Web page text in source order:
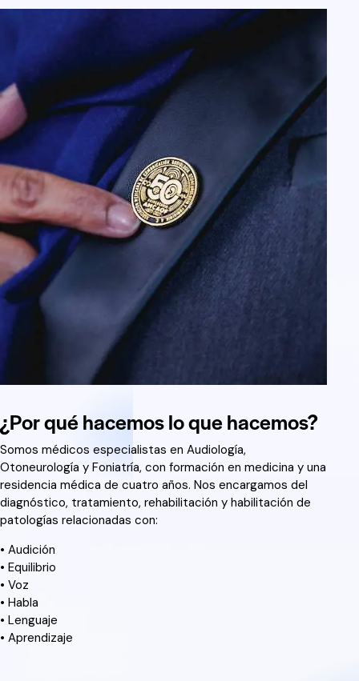
¿Por qué hacemos lo que hacemos?
Somos médicos especialistas en Audiología,
Otoneurología y Foniatría, con formación en medicina y una
residencia médica de cuatro años. Nos encargamos del
diagnóstico, tratamiento, rehabilitación y habilitación de
patologías relacionadas con:
• Audición
• Equilibrio
• Voz
• Habla
• Lenguaje
• Aprendizaje